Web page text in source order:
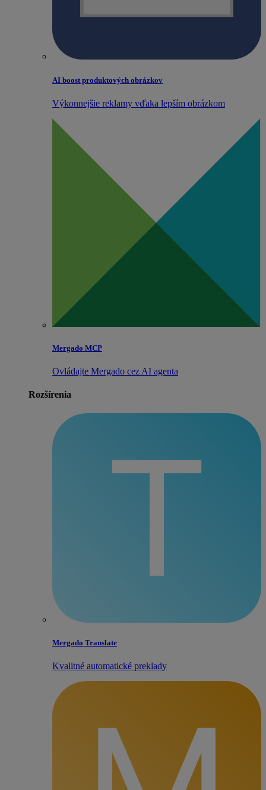
AI boost produktových obrázkov
Výkonnejšie reklamy vďaka lepším obrázkom
Mergado MCP
Ovládajte Mergado cez AI agenta
Rozšírenia
Mergado Translate
Kvalitné automatické preklady